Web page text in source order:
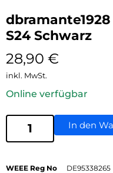
S24 Schwarz
28,90 €
inkl. MwSt.
Online verfügbar
In den
WEEE Reg No
DE95338265